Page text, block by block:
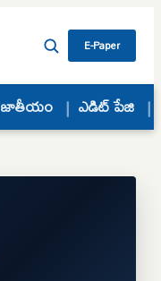
E-Paper
జాతీయం ఎడిట్ పేజి